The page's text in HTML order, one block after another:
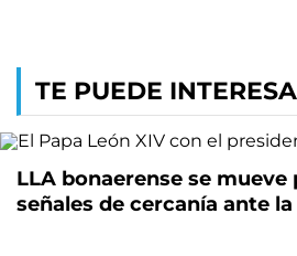
TE PUEDE
LLA bonaerense se mueve
señales de cercanía ante